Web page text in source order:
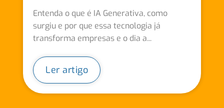
Entenda o que é IA Generativa, como
surgiu e por que essa tecnologia já
transforma empresas e o dia a...
Ler artigo